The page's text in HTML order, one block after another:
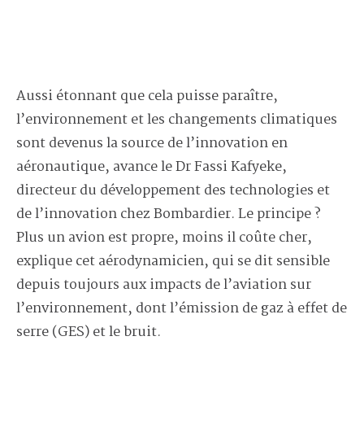
Aussi étonnant que cela puisse paraître,
l’environnement et les changements climatiques
sont devenus la source de l’innovation en
aéronautique, avance le Dr Fassi Kafyeke,
directeur du développement des technologies et
de l’innovation chez Bombardier. Le principe ?
Plus un avion est propre, moins il coûte cher,
explique cet aérodynamicien, qui se dit sensible
depuis toujours aux impacts de l’aviation sur
l’environnement, dont l’émission de gaz à effet de
serre (GES) et le bruit.